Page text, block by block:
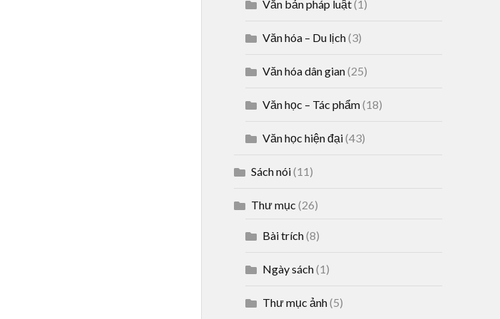
Văn bản pháp luật(1)
Văn hóa – Du lịch(3)
Văn hóa dân gian(25)
Văn học – Tác phẩm(18)
Văn học hiện đại(43)
Sách nói(11)
Thư mục (26)
Bài trích(8)
Ngày sách(1)
Thư mục ảnh(5)